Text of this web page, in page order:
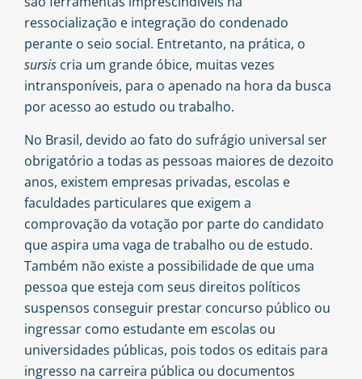
ressocialização e integração do condenado
perante o seio social. Entretanto, na prática, o
sursis cria um grande óbice, muitas vezes
intransponíveis, para o apenado na hora da busca
por acesso ao estudo ou trabalho.
No Brasil, devido ao fato do sufrágio universal ser
obrigatório a todas as pessoas maiores de dezoito
anos, existem empresas privadas, escolas e
faculdades particulares que exigem a
comprovação da votação por parte do candidato
que aspira uma vaga de trabalho ou de estudo.
Também não existe a possibilidade de que uma
pessoa que esteja com seus direitos políticos
suspensos conseguir prestar concurso público ou
ingressar como estudante em escolas ou
universidades públicas, pois todos os editais para
ingresso na carreira pública ou documentos